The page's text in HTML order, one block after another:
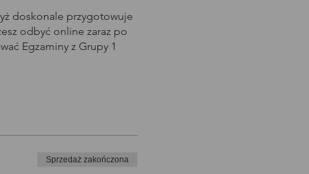
doskonale przygotowuje
odbyć online zaraz po
Egzaminy z Grupy 1
Sprzedaż zakończona